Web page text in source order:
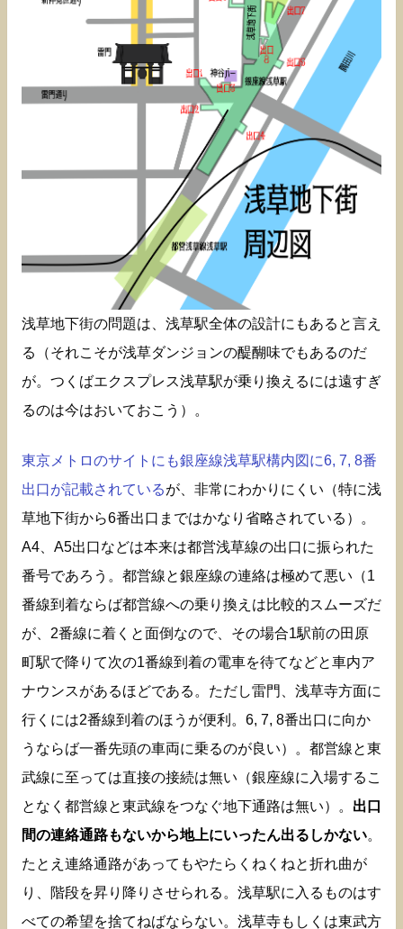
浅草地下街の問題は、浅草駅全体の設計にもあると言え
る（それこそが浅草ダンジョンの醍醐味でもあるのだ
が。つくばエクスプレス浅草駅が乗り換えるには遠すぎ
るのは今はおいておこう）。
東京メトロのサイトにも銀座線浅草駅構内図に6, 7, 8番
出口が記載されているが、非常にわかりにくい（特に浅
草地下街から6番出口まではかなり省略されている）。
A4、A5出口などは本来は都営浅草線の出口に振られた
番号であろう。都営線と銀座線の連絡は極めて悪い（1
番線到着ならば都営線への乗り換えは比較的スムーズだ
が、2番線に着くと面倒なので、その場合1駅前の田原
町駅で降りて次の1番線到着の電車を待てなどと車内ア
ナウンスがあるほどである。ただし雷門、浅草寺方面に
行くには2番線到着のほうが便利。6, 7, 8番出口に向か
うならば一番先頭の車両に乗るのが良い）。都営線と東
武線に至っては直接の接続は無い（銀座線に入場するこ
となく都営線と東武線をつなぐ地下通路は無い）。 出口
間の連絡通路もないから地上にいったん出るしかない。
たとえ連絡通路があってもやたらくねくねと折れ曲が
り、階段を昇り降りさせられる。浅草駅に入るものはす
べての希望を捨てねばならない。浅草寺もしくは東武方